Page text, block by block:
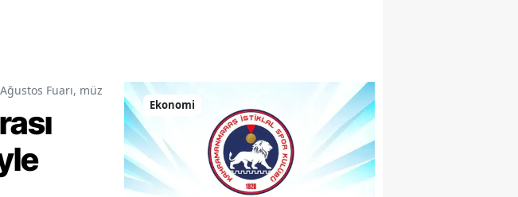
Fuarı, müzik şöleniyle renkli anlar sundu
Ekonomi